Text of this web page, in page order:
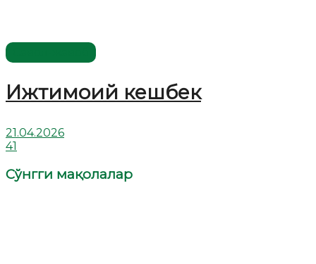
Ижтимоий кешбек
21.04.2026
41
Сўнгги мақолалар